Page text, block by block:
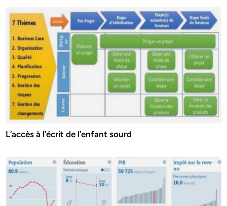
L’accès à l’écrit de l’enfant sourd